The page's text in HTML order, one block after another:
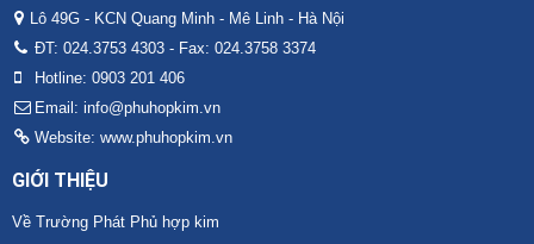
Lô 49G - KCN Quang Minh - Mê Linh - Hà Nội
ĐT: 024.3753 4303 - Fax: 024.3758 3374
Hotline: 0903 201 406
Email: info@phuhopkim.vn
Website: www.phuhopkim.vn
GIỚI THIỆU
Về Trường Phát Phủ hợp kim